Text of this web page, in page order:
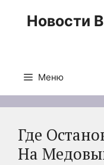
Новости
Меню
Где
На